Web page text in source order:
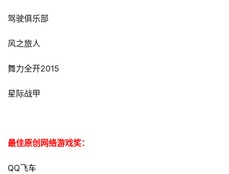
驾驶俱乐部
风之旅人
舞力全开2015
星际战甲
最佳原创网络游戏奖：
QQ飞车